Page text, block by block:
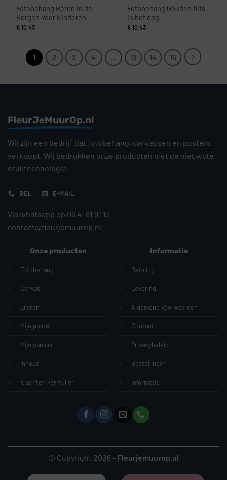
Fotobehang Beren in de
Bergen Voor Kinderen
€ 10.43
Fotobehang Gouden flits
in het oog
€ 10.43
1 2 3 4 … 13 14 15
FleurJeMuurOp.nl
Wij zijn een bedrijf dat fotobehang, canvassen en posters
verkoopt. Wij bedrukken onze producten met de nieuwste
druktechnologie.
BEL E-MAIL
Via whatsapp op 06 41 81 91 13
contact@fleurjemuurop.nl
Onze producten
Fotobehang
Canvas
Lijsten
Mijn poster
Mijn canvas
Inhoud
Klachten Formulier
Informatie
Betaling
Levering
Algemene Voorwaarden
Contact
Privacybeleid
Bestellingen
Informatie
© Copyright 2026 - Fleurjemuurop.nl